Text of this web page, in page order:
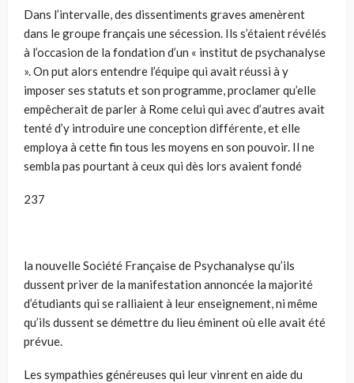
Dans l’intervalle, des dissentiments graves amenèrent
dans le groupe français une sécession. Ils s’étaient révélés
à l’occasion de la fondation d’un « institut de psychanalyse
». On put alors entendre l’équipe qui avait réussi à y
imposer ses statuts et son programme, proclamer qu’elle
empêcherait de parler à Rome celui qui avec d’autres avait
tenté d’y introduire une conception différente, et elle
employa à cette fin tous les moyens en son pouvoir. Il ne
sembla pas pourtant à ceux qui dès lors avaient fondé
237
la nouvelle Société Française de Psychanalyse qu’ils
dussent priver de la manifestation annoncée la majorité
d’étudiants qui se ralliaient à leur enseignement, ni même
qu’ils dussent se démettre du lieu éminent où elle avait été
prévue.
Les sympathies généreuses qui leur vinrent en aide du